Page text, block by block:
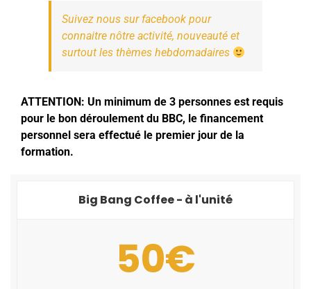
Suivez nous sur facebook pour
connaitre nôtre activité, nouveauté et
surtout les thèmes hebdomadaires
ATTENTION: Un minimum de 3 personnes est requis
pour le bon déroulement du BBC, le financement
personnel sera effectué le premier jour de la
formation.
Big Bang Coffee - à l'unité
50€